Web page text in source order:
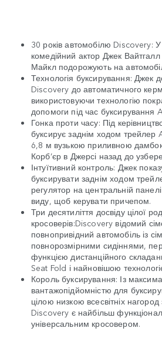
30 років автомобілю Discovery:
комедійний актор Джек
Майкл подорожують на
Технологія буксирування: Джек
Discovery до автоматичного
використовуючи технологію
допомоги під час буксирування
Гонка проти часу: Під
буксирує заднім ходом трейлер
6,8 м вузькою приливною
Корб’єр в Джерсі назад до
Інтуїтивний контроль: Джек
буксирувати заднім ходом
регулятор на центральній
виду, щоб керувати причепом.
Три десятиліття досвіду цілої
кросоверів:Discovery відомий
повнопривідний автомобіль із
повнорозмірними сидіннями,
функцією дистанційного
Seat Fold і найновішою
Король буксирування: Із
вантажопідйомністю для
цілою низкою всесвітніх
Discovery є найбільш
універсальним кросовером.